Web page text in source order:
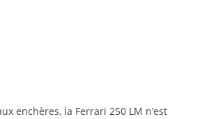
enchères, la Ferrari 250 LM n’est